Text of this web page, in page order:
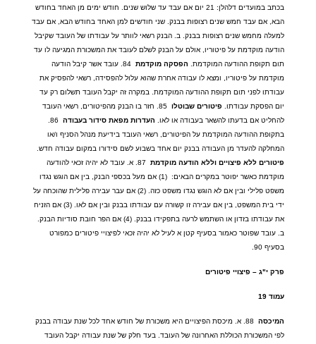
בכתב במועדים דלהלן: 21 יום אם עבד עד שלוש שנים
חודש ימים מן האחד בחודש
הבא אם עבד חמש שנים רצופות בבנק שני חודשים למן האחד בחודש הבא אם עבד
למעלה מחמש שנים רצופות בבנק
ב הבנק רשאי לוותר על עבודתו של העובד שקיבל
הודעה מוקדמת על פיטוריו אולם על הבנק לשלם לעובד את המשכורת המגיעה לו עד
תום תקופת ההודעה המוקדמת
הפסקה מוקדמת 84. עובד אשר קיבל הודעה
מוקדמת על פיטוריו
ומצא לו עבודה אחרת שהוא עלול להפסידה רשאי להפסיק את
עבודתו לפני תום תקופת ההודעה המוקדמת
במקרה זה יקבל העובד תשלום רק עד
יום הפסקת עבודתו
פיטורים שבוטלו 85. חזר בו הבנק מהפיטורים רשאי העובד
להחליט אם בדעתו להשאר בעבודה או לאו
העדרות מפאת סידור בעבודה
86.
בתקופת ההודעה המוקדמת על הפיטורים רשאי העובד בידיעת מנהל הסניף ו/או
המחלקה להעדר מן העבודה בבנק יום אחד בשבוע לשם סידורו במקום עבודה חדש
פיטורים ללא פיצויים וללא הודעה מוקדמת 87. א עובד לא יהיה זכאי להודעה
מוקדמת כאשר יפוטר במקרים הבאים:
(1) אם מעל בכספי הבנק
בין אם הוגש נגדו
משפט פלילי ובין אם לא הוגש נגדו משפט כזה . (2)
אם עבר עבירה פלילית שהוכחה על
ידי בית המשפט
בין אם עבירה זו קשורה עם עבודתו בבנק ובין אם לאו . (3)
אם הזניח
את עבודתו בזדון או השתמש לרעה בתפקידו בבנק . (4) אם הפר חובת סודיות הבנק
ב עובד שפוטר כאמור בסעיף קטן א לעיל לא יהיה זכאי לפיצויי פיטורים כמפורט
בסעיף
פרק י"ג – פיצויי פיטורים
עמוד
המיכסה 88. א
מיכסת הפיצויים היא משכורת של חודש אחד לכל שנת עבודה בבנק
לפי המשכורת הכוללת האחרונה של העובד
בעד חלק של שנת עבודה יקבל העובד